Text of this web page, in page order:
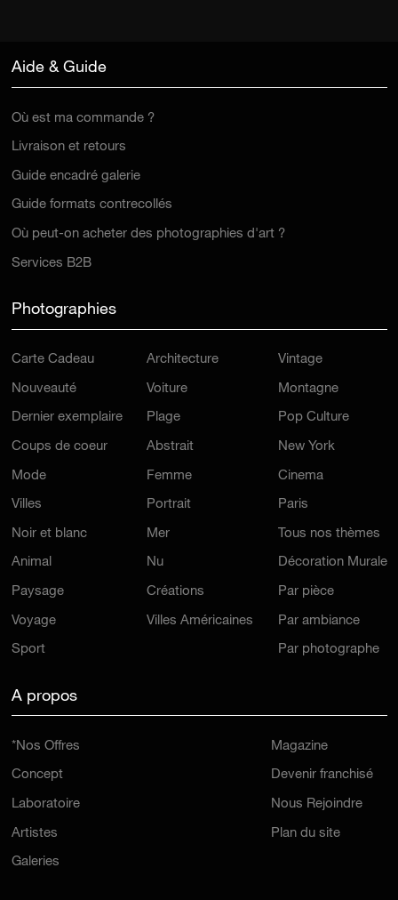
Aide & Guide
Où est ma commande ?
Livraison et retours
Guide encadré galerie
Guide formats contrecollés
Où peut-on acheter des photographies d'art ?
Services B2B
Photographies
Carte Cadeau
Nouveauté
Dernier exemplaire
Coups de coeur
Mode
Villes
Noir et blanc
Animal
Paysage
Voyage
Sport
Architecture
Voiture
Plage
Abstrait
Femme
Portrait
Mer
Nu
Créations
Villes Américaines
Vintage
Montagne
Pop Culture
New York
Cinema
Paris
Tous nos thèmes
Décoration Murale
Par pièce
Par ambiance
Par photographe
A propos
*Nos Offres
Concept
Laboratoire
Artistes
Galeries
Magazine
Devenir franchisé
Nous Rejoindre
Plan du site